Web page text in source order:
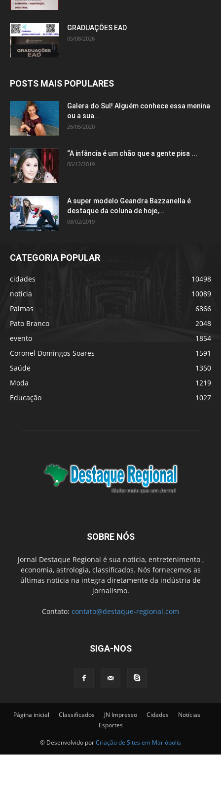
GRADUAÇÕES EAD
05/08/2026
POSTS MAIS POPULARES
Galera do Sul! Alguém conhece essa menina
ou a sua...
26/05/2020
“A infância é um chão que a gente pisa ...
06/12/2019
A super modelo Geandra Bazzanella é
destaque da coluna de hoje,...
08/02/2019
CATEGORIA POPULAR
cidades
10498
noticia
10089
Palmas
6866
Pato Branco
2048
evento
1854
Coronel Domingos Soares
1591
Saúde
1350
Moda
1219
Educação
1027
SOBRE NÓS
Jornal Destaque Regional é sua notícia, entretenimento ,
economia, astrologia, classificados. Nós fornecemos as
últimas noticia na integra diretamente da indústria de
jornalismo.
Contato: contato@destaque-regional.com
SIGA-NOS
Página inicial Classificados JN Impresso Cidades
Notícias
Esportes
© Desenvolvido porCriação de Sites em Mariópolis